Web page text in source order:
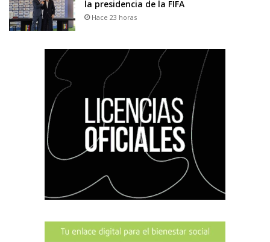
la presidencia de la FIFA
Hace 23 horas